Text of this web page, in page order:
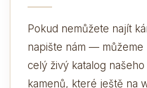
Pokud nemůžete najít
napište nám —
celý živý katalog
kamenů, které ještě na